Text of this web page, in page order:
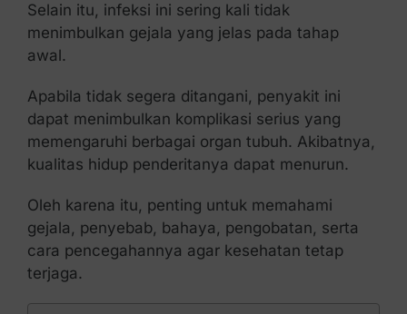
Selain itu, infeksi ini sering kali tidak
menimbulkan gejala yang jelas pada tahap
awal.
Apabila tidak segera ditangani, penyakit ini
dapat menimbulkan komplikasi serius yang
memengaruhi berbagai organ tubuh. Akibatnya,
kualitas hidup penderitanya dapat menurun.
Oleh karena itu, penting untuk memahami
gejala, penyebab, bahaya, pengobatan, serta
cara pencegahannya agar kesehatan tetap
terjaga.